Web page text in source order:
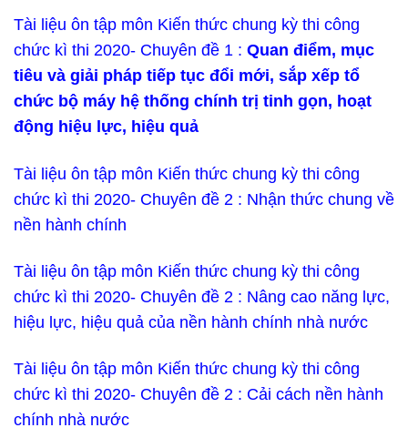
Tài liệu ôn tập môn Kiến thức chung kỳ thi công
chức kì thi 2020- Chuyên đề 1 : Quan điểm, mục
tiêu và giải pháp tiếp tục đổi mới, sắp xếp tổ
chức bộ máy hệ thống chính trị tinh gọn, hoạt
động hiệu lực, hiệu quả
Tài liệu ôn tập môn Kiến thức chung kỳ thi công
chức kì thi 2020- Chuyên đề 2 : Nhận thức chung về
nền hành chính
Tài liệu ôn tập môn Kiến thức chung kỳ thi công
chức kì thi 2020- Chuyên đề 2 : Nâng cao năng lực,
hiệu lực, hiệu quả của nền hành chính nhà nước
Tài liệu ôn tập môn Kiến thức chung kỳ thi công
chức kì thi 2020- Chuyên đề 2 : Cải cách nền hành
chính nhà nước